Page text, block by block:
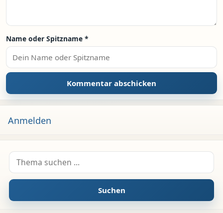
Name oder Spitzname *
Anmelden
Suche nach:
Suchen